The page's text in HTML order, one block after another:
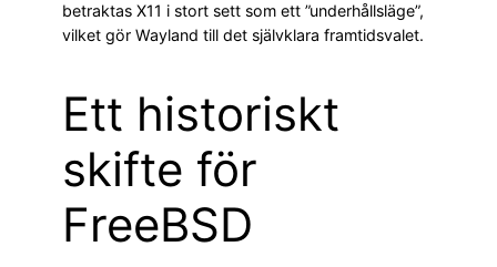
betraktas X11 i stort sett som ett ”underhållsläge”,
vilket gör Wayland till det självklara framtidsvalet.
Ett historiskt
skifte för
FreeBSD